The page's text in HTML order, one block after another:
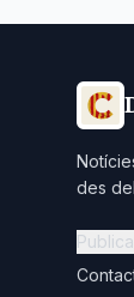
des